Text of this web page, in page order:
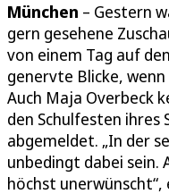
München – Gestern
gern gesehene
von einem Tag auf
genervte Blicke,
Auch Maja Overbeck
den Schulfesten ihres
abgemeldet. „In der
unbedingt dabei sein.
höchst